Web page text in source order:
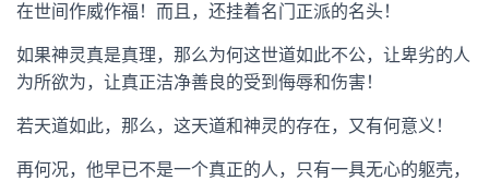
在世间作威作福！而且，还挂着名门正派的名头！
如果神灵真是真理，那么为何这世道如此不公，让卑劣的人
为所欲为，让真正洁净善良的受到侮辱和伤害！
若天道如此，那么，这天道和神灵的存在，又有何意义！
再何况，他早已不是一个真正的人，只有一具无心的躯壳，